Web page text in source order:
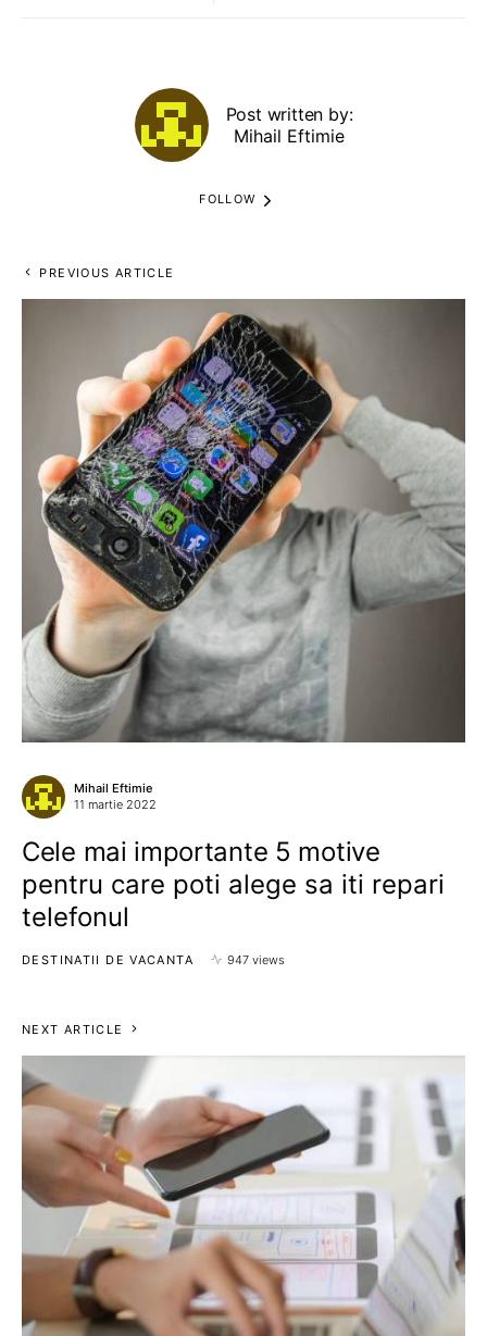
Post written by:
Mihail Eftimie
FOLLOW
PREVIOUS ARTICLE
Mihail Eftimie
11 martie 2022
Cele mai importante 5 motive
pentru care poti alege sa iti repari
telefonul
DESTINATII DE VACANTA 947 views
NEXT ARTICLE